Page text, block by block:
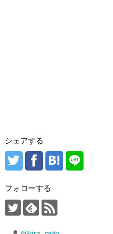
シェアする
フォローする